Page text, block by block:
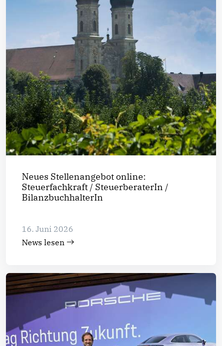
Neues Stellenangebot online:
Steuerfachkraft / SteuerberaterIn /
BilanzbuchhalterIn
16. Juni 2026
News lesen